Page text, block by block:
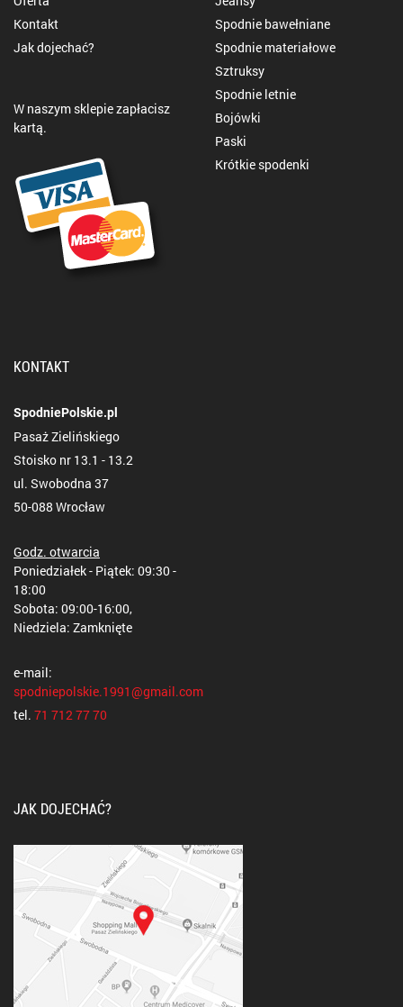
Kontakt
Jak dojechać?
W naszym sklepie zapłacisz
kartą.
Spodnie bawełniane
Spodnie materiałowe
Sztruksy
Spodnie letnie
Bojówki
Paski
Krótkie spodenki
KONTAKT
SpodniePolskie.pl
Pasaż Zielińskiego
Stoisko nr 13.1 - 13.2
ul. Swobodna 37
50-088 Wrocław
Godz. otwarcia
Poniedziałek - Piątek: 09:30 -
18:00
Sobota: 09:00-16:00,
Niedziela: Zamknięte
e-mail:
spodniepolskie.1991@gmail.com
tel. 71 712 77 70
JAK DOJECHAĆ?